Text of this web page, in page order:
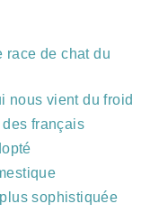
race de chat du
nous vient du froid
français
sophistiquée